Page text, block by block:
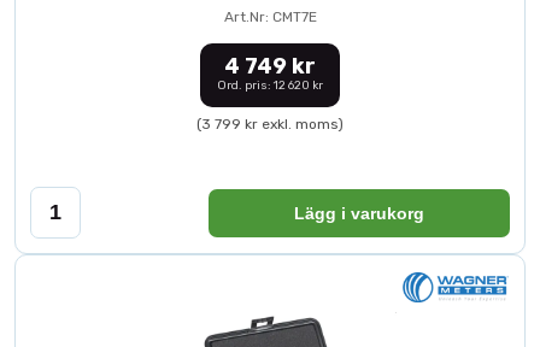
Art.Nr: CMT7E
4 749 kr
Ord. pris: 12 620 kr
(3 799 kr exkl. moms)
Lägg i varukorg